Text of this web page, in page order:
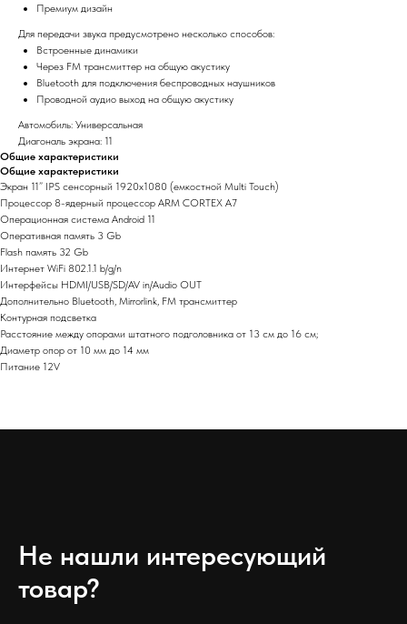
Премиум дизайн
Для передачи звука предусмотрено несколько способов:
Встроенные динамики
Через FM трансмиттер на общую акустику
Bluetooth для подключения беспроводных наушников
Проводной аудио выход на общую акустику
Автомобиль: Универсальная
Диагональ экрана: 11
Общие характеристики
Общие характеристики
Экран 11” IPS сенсорный 1920х1080 (емкостной Multi Touch)
Процессор 8-ядерный процессор ARM CORTEX A7
Операционная система Android 11
Оперативная память 3 Gb
Flash память 32 Gb
Интернет WiFi 802.1.1 b/g/n
Интерфейсы HDMI/USB/SD/AV in/Audio OUT
Дополнительно Bluetooth, Mirrorlink, FM трансмиттер
Контурная подсветка
Расстояние между опорами штатного подголовника от 13 см до 16 см;
Диаметр опор от 10 мм до 14 мм
Питание 12V
Не нашли интересующий
товар?